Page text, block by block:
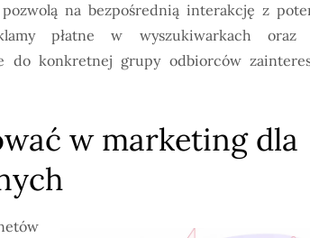
na bezpośrednią interakcję z
płatne w wyszukiwarkach oraz
do konkretnej grupy odbiorców
w marketing dla